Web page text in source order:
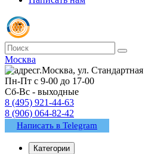
Москва
г.Москва, ул. Стандартная
Пн-Пт с 9-00 до 17-00
Сб-Вс - выходные
8 (495) 921-44-63
8 (906) 064-82-42
Написать в Telegram
Категории